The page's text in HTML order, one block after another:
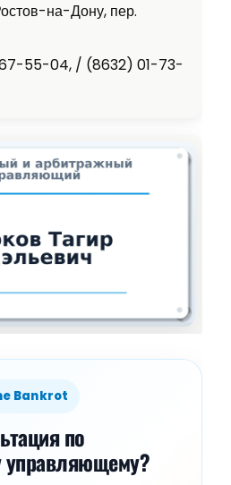
на-Дону, пер.
55-04, / (8632) 01-73-
Bankrot
по
управляющему?